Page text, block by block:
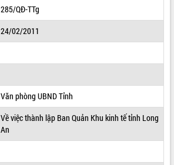
285/QĐ-TTg
24/02/2011
Văn phòng UBND Tỉnh
Về việc thành lập Ban Quản Khu kinh tế tỉnh Long
An